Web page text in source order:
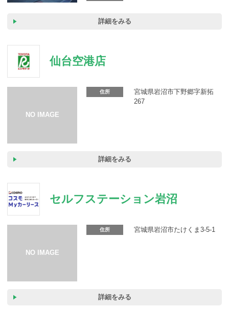
詳細をみる
仙台空港店
住所
宮城県岩沼市下野郷字新拓
267
詳細をみる
セルフステーション岩沼
住所 宮城県岩沼市たけくま3-5-1
詳細をみる